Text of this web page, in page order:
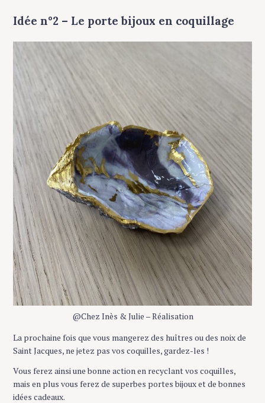
Idée n°2 – Le porte bijoux en coquillage
@Chez Inès & Julie – Réalisation
La prochaine fois que vous mangerez des huîtres ou des noix de
Saint Jacques, ne jetez pas vos coquilles, gardez-les !
Vous ferez ainsi une bonne action en recyclant vos coquilles,
mais en plus vous ferez de superbes portes bijoux et de bonnes
idées cadeaux.